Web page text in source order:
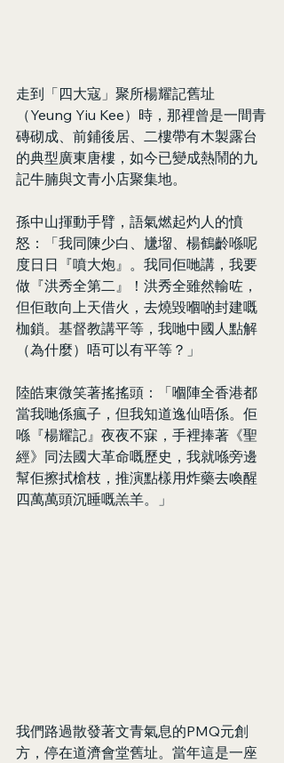
走到「四大寇」聚所楊耀記舊址
（Yeung Yiu Kee）時，那裡曾是一間青
磚砌成、前鋪後居、二樓帶有木製露台
的典型廣東唐樓，如今已變成熱鬧的九
記牛腩與文青小店聚集地。
孫中山揮動手臂，語氣燃起灼人的憤
怒：「我同陳少白、尲塯、楊鶴齡喺呢
度日日『噴大炮』。我同佢哋講，我要
做『洪秀全第二』！洪秀全雖然輸咗，
但佢敢向上天借火，去燒毀嗰啲封建嘅
枷鎖。基督教講平等，我哋中國人點解
（為什麼）唔可以有平等？」
陸皓東微笑著搖搖頭：「嗰陣全香港都
當我哋係瘋子，但我知道逸仙唔係。佢
喺『楊耀記』夜夜不寐，手裡捧著《聖
經》同法國大革命嘅歷史，我就喺旁邊
幫佢擦拭槍枝，推演點樣用炸藥去喚醒
四萬萬頭沉睡嘅羔羊。」
我們路過散發著文青氣息的PMQ元創
方，停在道濟會堂舊址。當年這是一座